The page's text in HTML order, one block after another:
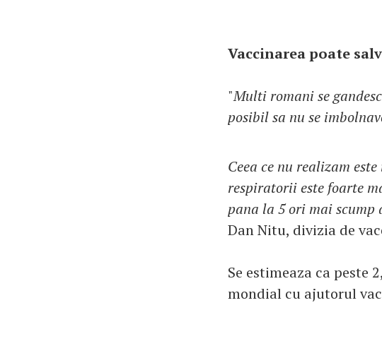
Vaccinarea poate
"Multi romani se
posibil sa nu se
Ceea ce nu realizam
respiratorii este foarte
pana la 5 ori mai
Dan Nitu, divizia de
Se estimeaza ca peste
mondial cu ajutorul